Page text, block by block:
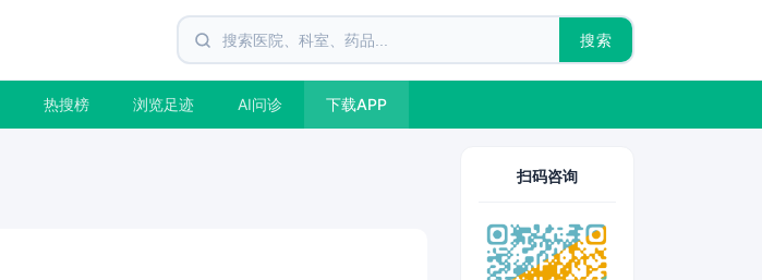
搜索
热搜榜 浏览足迹 AI问诊 下载APP
扫码咨询